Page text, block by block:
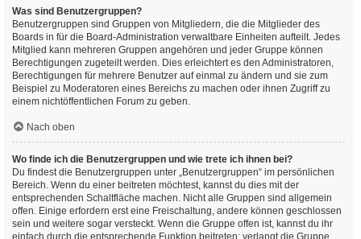
Was sind Benutzergruppen?
Benutzergruppen sind Gruppen von Mitgliedern, die die Mitglieder des
Boards in für die Board-Administration verwaltbare Einheiten aufteilt. Jedes
Mitglied kann mehreren Gruppen angehören und jeder Gruppe können
Berechtigungen zugeteilt werden. Dies erleichtert es den Administratoren,
Berechtigungen für mehrere Benutzer auf einmal zu ändern und sie zum
Beispiel zu Moderatoren eines Bereichs zu machen oder ihnen Zugriff zu
einem nichtöffentlichen Forum zu geben.
Nach oben
Wo finde ich die Benutzergruppen und wie trete ich ihnen bei?
Du findest die Benutzergruppen unter „Benutzergruppen“ im persönlichen
Bereich. Wenn du einer beitreten möchtest, kannst du dies mit der
entsprechenden Schaltfläche machen. Nicht alle Gruppen sind allgemein
offen. Einige erfordern erst eine Freischaltung, andere können geschlossen
sein und weitere sogar versteckt. Wenn die Gruppe offen ist, kannst du ihr
einfach durch die entsprechende Funktion beitreten; verlangt die Gruppe